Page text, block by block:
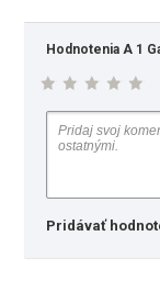
Hodnotenia A 1
Pridávať